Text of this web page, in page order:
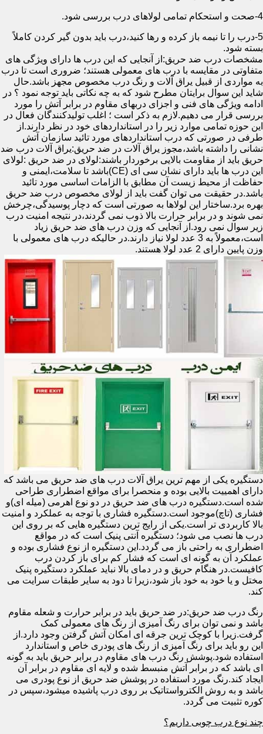
4-صحت و استحکام تمامی لولاهای درب بررسی شود.
5-درب را تا نیمه باز کرده و رها کنید،درب باید بدون گیر کردن کاملاً
بسته شود.
مشخصات درب ضد حریق:از آنجایی که این درب ها دارای ویژگی های
متفاوتی در مقایسه با درب های معمولی هستند؛ ضروری است تا درب
به مواردی از قبیل یراق آلات و رنگ درب مخصوص مجهز باشد.حال
شاید این سوال برایتان مطرح شود که به چه نکاتی باید توجه نمود ؟ در
ادامه ویژگی های فنی و اجزای دربهای مقاوم در برابر آتش را مورد
بررسی قرار می دهیم.لازم به ذکر است ؛ اغلب تولیدکنندگان فعال در
این حوزه تمامی موارد زیر را در استانداردهای خود در نظر دارند.از
طرفی در صورتی که درب استانداردهای مورد تائید سازمان آتش
نشانی را داشته باشد،مجوز یراق آلات در ضد حریق:یراق آلات درب ضد
حریق باید از مقاومت بالایی برخوردار باشند:لولای در ضد حریق :لولای
این درب ها باید دارای نشان سی ای (CE)باشد تا سلامت،ایمنی و
حفاظت از محیط زیست آن مطابق با الزامات اساسی مورد تائید
باشد.در حقیقت می توان گفت باید از لولای مخصوص درب ضد حریق
بهره برد.ساختار این لولاها به صورتی است که دچار پوسیدگی،چرخش
نمی شوند و در برابر حرارت بالا ذوب نمی گردند،در نتیجه امنیت درب
زیر سوال نمی رود.از آنجایی که وزن درب های ضد حریق زیاد
است،معمولاً به 3 عدد لولا نیاز دارند.در حالیکه درب های معمولی با
وزن پایین دارای 2 عدد لولا هستند.
دستگیره یکی از مهم ترین یراق آلات درب های ضد حریق می باشد که
دارای اهمییت بالایی بوده و منحصرا برای مواقع اضطراری طراحی
شده است.دستگیره درب های ضد حریق در دو نوع اهرمی (میله ای)و
فشاری (تاچ)موجود است.دستگیره فشاری با توجه به عملکرد و امنیت
بالا کاربردی تر است.یکی از رایج ترین دستگیره هایی که بر روی این
درب ها نصب می شود؛ دستگیره آنتی پنیک است که در مواقع
اضطراری به راحتی باز می گردد.این دستگیره از نوع فشاری بوده و
عملکرد آن به گونه ای است که فشار کم برای باز کردن درب
کافیست.در هنگام حریق و در دمای بالا نباید عملکرد دستگیره پنیک
مختل و یا خود به خود باز شود،زیرا تا دود به سایر طبقات سرایت می
کند.
رنگ درب ضد حریق:در ضد حریق باید در برابر حرارت و شعله مقاوم
باشد و نمی توان برای رنگ آمیزی از رنگ های معمولی کمک
گرفت.زیرا با کوچک ترین جرقه ای امکان آتش گرفتن وجود دارد.از
این رو باید برای رنگ آمیزی از رنگ های پودری خاص و استاندارد
استفاده شود.پوشش رنگ درب های مقاوم در برابر حریق باید به گونه
ای باشد که در برابر آتش منبسط شده و لایه ای مقاوم در برابر آن
ایجاد کند.رنگ مورد استفاده در پوشش ضد حریق از نوع پودری می
باشد و به روش الکترواستاتیک بر روی درب پاشیده میشود،سپس در
کوره تثبیت می گردد.
چند نوع درب چوبی داریم؟